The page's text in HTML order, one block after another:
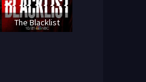
The Blacklist